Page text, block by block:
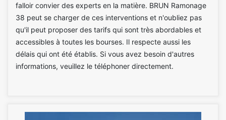
falloir convier des experts en la matière. BRUN Ramonage
38 peut se charger de ces interventions et n'oubliez pas
qu'il peut proposer des tarifs qui sont très abordables et
accessibles à toutes les bourses. Il respecte aussi les
délais qui ont été établis. Si vous avez besoin d'autres
informations, veuillez le téléphoner directement.